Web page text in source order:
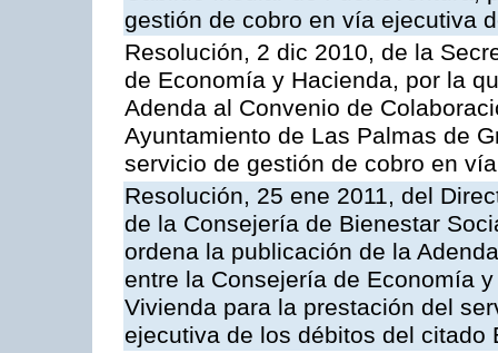
gestión de cobro en vía ejecutiva
Resolución, 2 dic 2010, de la
de Economía y Hacienda, por la
Adenda al Convenio de
Ayuntamiento de Las Palmas de
servicio de gestión de cobro en
Resolución, 25 ene 2011, del
de la Consejería de Bienestar
ordena la publicación de la
entre la Consejería de Economía
Vivienda para la prestación del
ejecutiva de los débitos del citado